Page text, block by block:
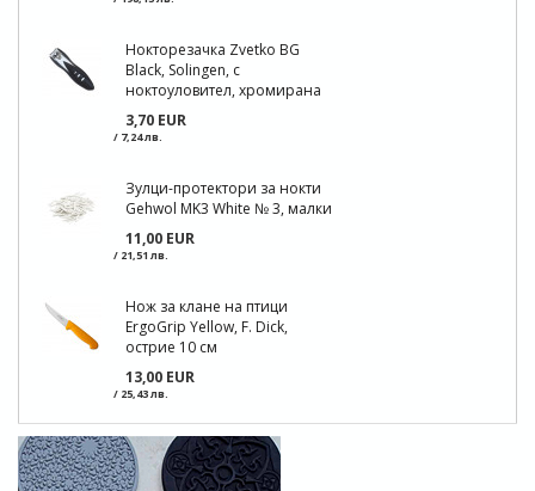
Нокторезачка Zvetko BG
Black, Solingen, с
ноктоуловител, хромирана
3,70 EUR
/ 7,24 лв.
Зулци-протектори за нокти
Gehwol MK3 White № 3, малки
11,00 EUR
/ 21,51 лв.
Нож за клане на птици
ErgoGrip Yellow, F. Dick,
острие 10 см
13,00 EUR
/ 25,43 лв.